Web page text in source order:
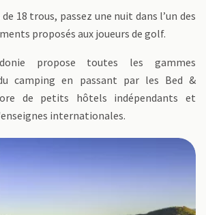
18 trous, passez une nuit dans l’un des
proposés aux joueurs de golf.
propose toutes les gammes
camping en passant par les Bed &
de petits hôtels indépendants et
internationales.